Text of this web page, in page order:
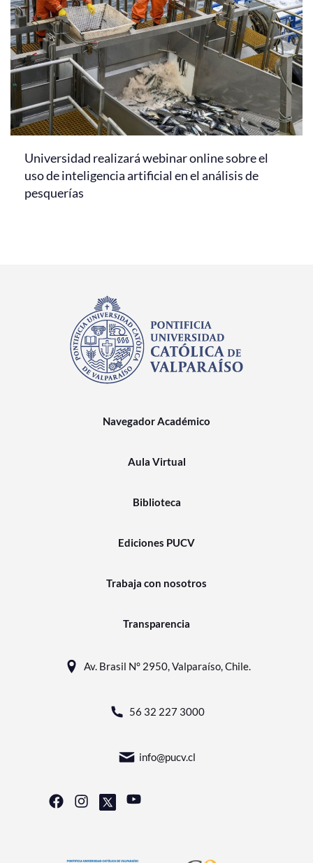
Universidad realizará webinar online sobre el
uso de inteligencia artificial en el análisis de
pesquerías
Navegador Académico
Aula Virtual
Biblioteca
Ediciones PUCV
Trabaja con nosotros
Transparencia
Av. Brasil N° 2950, Valparaíso, Chile.
56 32 227 3000
info@pucv.cl